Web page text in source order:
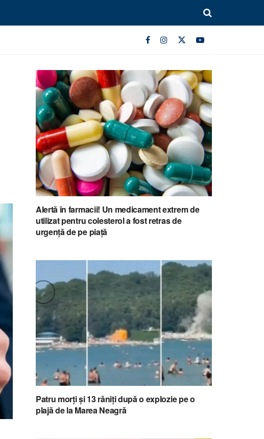
Alertă în farmacii! Un medicament extrem de
utilizat pentru colesterol a fost retras de
urgență de pe piață
Patru morți și 13 răniți după o explozie pe o
plajă de la Marea Neagră